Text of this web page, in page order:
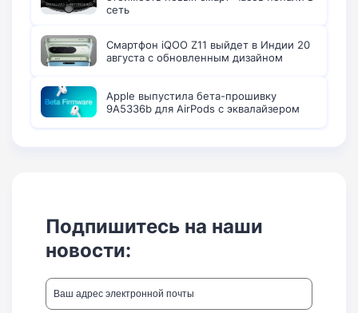
сеть
Смартфон iQOO Z11 выйдет в Индии 20
августа с обновленным дизайном
Apple выпустила бета-прошивку
9A5336b для AirPods с эквалайзером
Подпишитесь на наши
новости: